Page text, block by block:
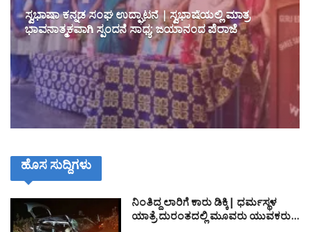
ಸ್ವಭಾಷಾ ಕನ್ನಡ ಸಂಘ ಉದ್ಘಾಟನೆ | ಸ್ವಭಾಷೆಯಲ್ಲಿ ಮಾತ್ರ
ಭಾವನಾತ್ಮಕವಾಗಿ ಸ್ಪಂದನೆ ಸಾಧ್ಯ: ಜಯಾನಂದ ಪೆರಾಜೆ
ಹೊಸ ಸುದ್ದಿಗಳು
ನಿಂತಿದ್ದ ಲಾರಿಗೆ ಕಾರು ಡಿಕ್ಕಿ| ಧರ್ಮಸ್ಥಳ
ಯಾತ್ರೆ ದುರಂತದಲ್ಲಿ ಮೂವರು ಯುವಕರು…